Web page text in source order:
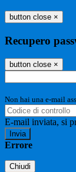
button close ×
Recupero
button close ×
Non hai una e-mail
E-mail inviata, si
Errore
Chiudi